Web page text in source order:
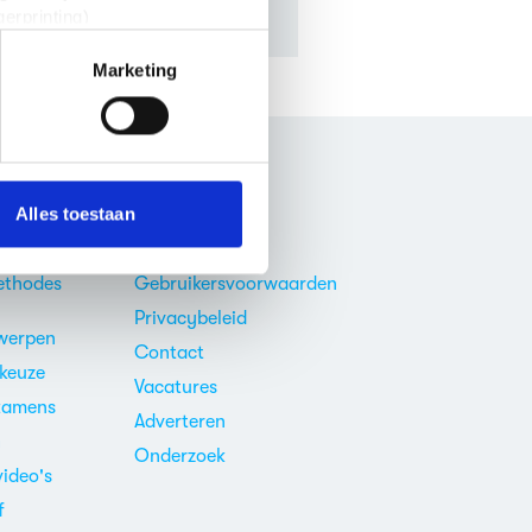
te bieden en om ons
die je aan ze hebt
Marketing
Alles toestaan
Over ons
Gebruikersvoorwaarden
Privacybeleid
Contact
Vacatures
Adverteren
Onderzoek